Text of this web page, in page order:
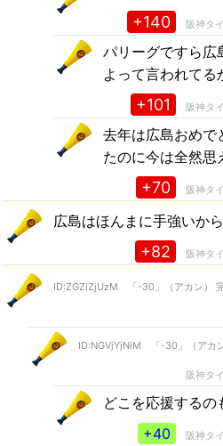
+140 阪神タ
パリーグですら広
よって言われてる
+101 阪神タ
去年は広島おめで
たのに今は全然思
+70 阪神タ
広島はほんまに手強いか
+82 阪神タ
ID:ZGZiZjUzM 「-30」（アカン）
ID:NGVjYjNiM 「-30」（アカ
阪神タ
どこを応援するの
+40
阪神タ